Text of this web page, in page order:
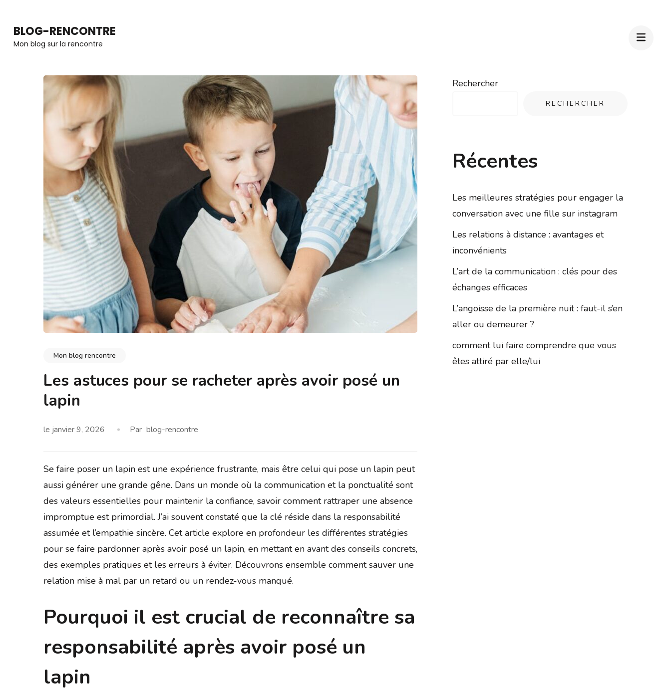
contenu
BLOG-RENCONTRE
Mon blog sur la rencontre
Mon blog rencontre
Les astuces pour se racheter après avoir posé un
lapin
le janvier 9, 2026 Par blog-rencontre
Se faire poser un lapin est une expérience frustrante, mais être celui qui pose un lapin peut
aussi générer une grande gêne. Dans un monde où la communication et la ponctualité sont
des valeurs essentielles pour maintenir la confiance, savoir comment rattraper une absence
impromptue est primordial. J’ai souvent constaté que la clé réside dans la responsabilité
assumée et l’empathie sincère. Cet article explore en profondeur les différentes stratégies
pour se faire pardonner après avoir posé un lapin, en mettant en avant des conseils concrets,
des exemples pratiques et les erreurs à éviter. Découvrons ensemble comment sauver une
relation mise à mal par un retard ou un rendez-vous manqué.
Pourquoi il est crucial de reconnaître sa
responsabilité après avoir posé un
lapin
Rechercher
RECHERCHER
Récentes
Les meilleures stratégies pour engager la
conversation avec une fille sur instagram
Les relations à distance : avantages et
inconvénients
L’art de la communication : clés pour des
échanges efficaces
L’angoisse de la première nuit : faut-il s’en
aller ou demeurer ?
comment lui faire comprendre que vous
êtes attiré par elle/lui